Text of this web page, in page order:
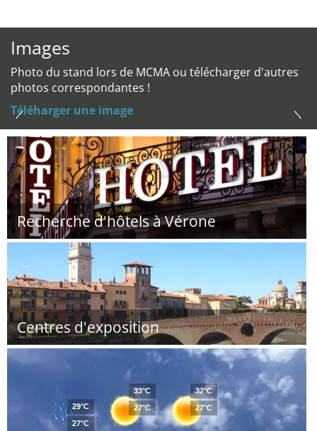
Images
Photo du stand lors de MCMA ou télécharger d'autres
photos correspondantes !
Téléharger une image
Recherche d'hôtels à Vérone
Centres d'exposition
29°C
27°C
33°C
27°C
32°C
27°C